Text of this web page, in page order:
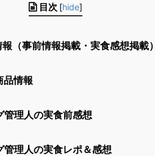
目次 [hide]
（事前情報掲載・実食感想掲載）
品情報
管理人の実食前感想
管理人の実食レポ＆感想